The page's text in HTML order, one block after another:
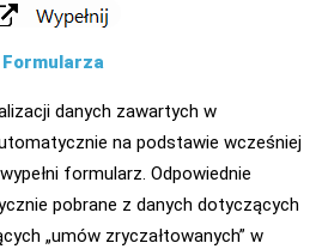
danych zawartych w
na podstawie wcześniej
formularz. Odpowiednie
pobrane z danych dotyczących
„umów zryczałtowanych” w